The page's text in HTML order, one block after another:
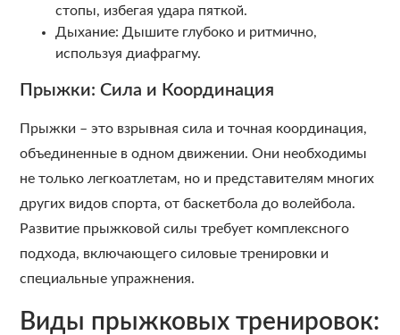
стопы, избегая удара пяткой.
Дыхание: Дышите глубоко и ритмично,
используя диафрагму.
Прыжки: Сила и Координация
Прыжки – это взрывная сила и точная координация,
объединенные в одном движении. Они необходимы
не только легкоатлетам, но и представителям многих
других видов спорта, от баскетбола до волейбола.
Развитие прыжковой силы требует комплексного
подхода, включающего силовые тренировки и
специальные упражнения.
Виды прыжковых тренировок: